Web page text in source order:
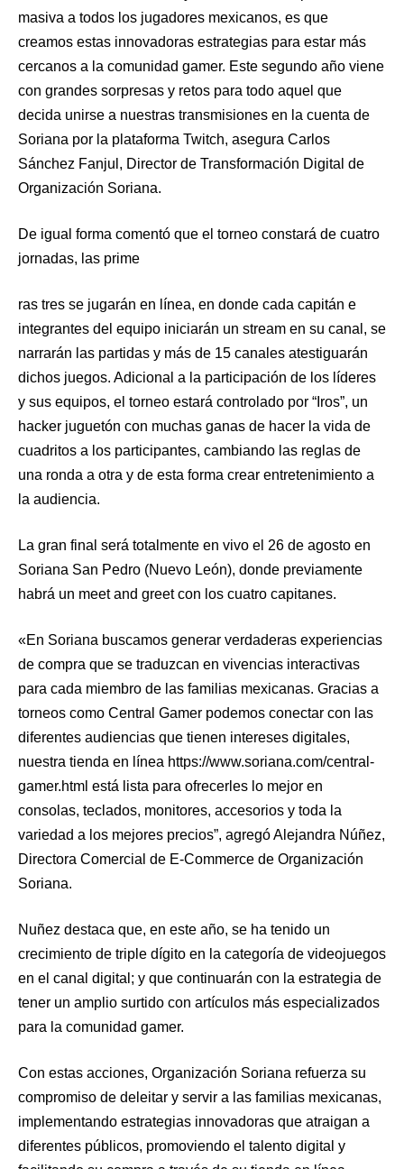
masiva a todos los jugadores mexicanos, es que
creamos estas innovadoras estrategias para estar más
cercanos a la comunidad gamer. Este segundo año viene
con grandes sorpresas y retos para todo aquel que
decida unirse a nuestras transmisiones en la cuenta de
Soriana por la plataforma Twitch, asegura Carlos
Sánchez Fanjul, Director de Transformación Digital de
Organización Soriana.
De igual forma comentó que el torneo constará de cuatro
jornadas, las prime
ras tres se jugarán en línea, en donde cada capitán e
integrantes del equipo iniciarán un stream en su canal, se
narrarán las partidas y más de 15 canales atestiguarán
dichos juegos. Adicional a la participación de los líderes
y sus equipos, el torneo estará controlado por “Iros”, un
hacker juguetón con muchas ganas de hacer la vida de
cuadritos a los participantes, cambiando las reglas de
una ronda a otra y de esta forma crear entretenimiento a
la audiencia.
La gran final será totalmente en vivo el 26 de agosto en
Soriana San Pedro (Nuevo León), donde previamente
habrá un meet and greet con los cuatro capitanes.
«En Soriana buscamos generar verdaderas experiencias
de compra que se traduzcan en vivencias interactivas
para cada miembro de las familias mexicanas. Gracias a
torneos como Central Gamer podemos conectar con las
diferentes audiencias que tienen intereses digitales,
nuestra tienda en línea https://www.soriana.com/central-
gamer.html está lista para ofrecerles lo mejor en
consolas, teclados, monitores, accesorios y toda la
variedad a los mejores precios”, agregó Alejandra Núñez,
Directora Comercial de E-Commerce de Organización
Soriana.
Nuñez destaca que, en este año, se ha tenido un
crecimiento de triple dígito en la categoría de videojuegos
en el canal digital; y que continuarán con la estrategia de
tener un amplio surtido con artículos más especializados
para la comunidad gamer.
Con estas acciones, Organización Soriana refuerza su
compromiso de deleitar y servir a las familias mexicanas,
implementando estrategias innovadoras que atraigan a
diferentes públicos, promoviendo el talento digital y